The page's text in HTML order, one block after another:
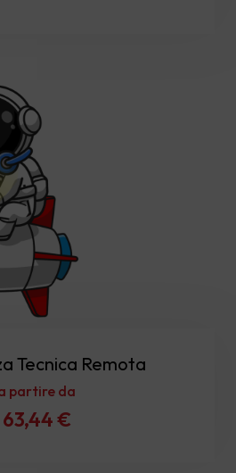
Tecnica Remota
partire da
63,44€